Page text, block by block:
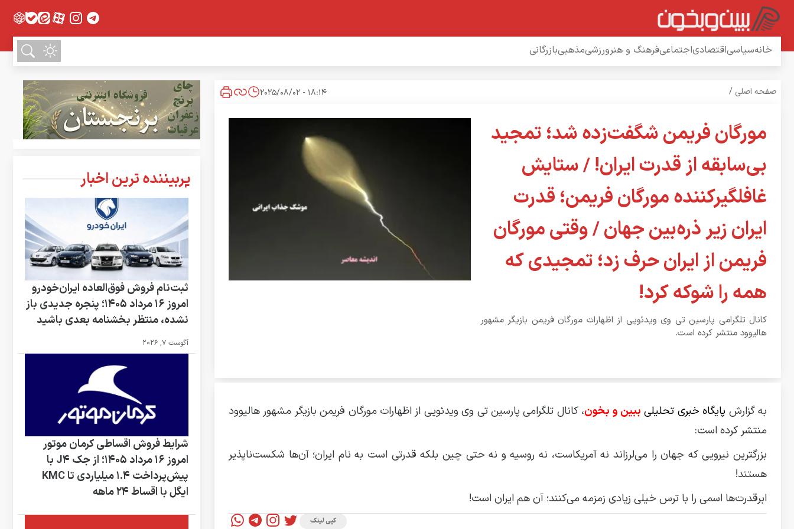
خانهسیاسیاقتصادیاجتماعیفرهنگ و هنرورزشیمذهبیبازرگانی
صفحه اصلی /
18:14 - 2025/08/02
مورگان فریمن شگفت‌زده شد؛ تمجید
بی‌سابقه از قدرت ایران! / ستایش
غافلگیرکننده مورگان فریمن؛ قدرت
ایران زیر ذره‌بین جهان / وقتی مورگان
فریمن از ایران حرف زد؛ تمجیدی که
همه را شوکه کرد!
کانال تلگرامی پارسین تی وی ویدئویی از اظهارات مورگان فریمن بازیگر مشهور
هالیوود منتشر کرده است.
به گزارش پایگاه خبری تحلیلی ببین و بخون، کانال تلگرامی پارسین تی وی ویدئویی از اظهارات مورگان فریمن بازیگر مشهور هالیوود
منتشر کرده است:
بزرگترین نیرویی که جهان را می‌لرزاند نه آمریکاست، نه روسیه و نه حتی چین بلکه قدرتی است به نام ایران؛ آن‌ها شکست‌ناپذیر
هستند!
ابرقدرت‌ها اسمی را با ترس خیلی زیادی زمزمه می‌کنند؛ آن‌ هم ایران است!
کپی لینک
پربیننده ترین اخبار
ثبت‌نام فروش فوق‌العاده ایران‌خودرو
امروز ۱۶ مرداد ۱۴۰۵؛ پنجره جدیدی باز
نشده، منتظر بخشنامه بعدی باشید
آگوست 7, 2026
شرایط فروش اقساطی کرمان موتور
امروز ۱۶ مرداد ۱۴۰۵؛ از جک J4 با
پیش‌پرداخت ۱.۴ میلیاردی تا KMC
ایگل با اقساط ۲۴ ماهه